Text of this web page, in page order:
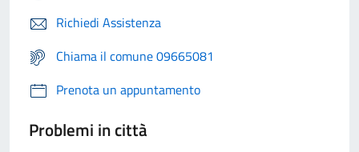
Richiedi Assistenza
Chiama il comune 09665081
Prenota un appuntamento
Problemi in città